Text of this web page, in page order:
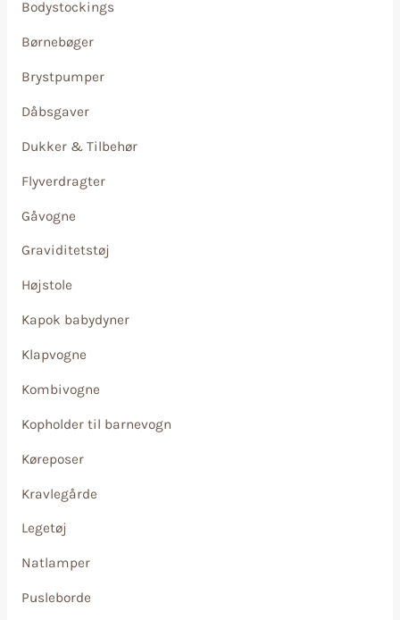
Bodystockings
Børnebøger
Brystpumper
Dåbsgaver
Dukker & Tilbehør
Flyverdragter
Gåvogne
Graviditetstøj
Højstole
Kapok babydyner
Klapvogne
Kombivogne
Kopholder til barnevogn
Køreposer
Kravlegårde
Legetøj
Natlamper
Pusleborde